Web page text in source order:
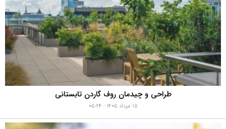
طراحی و چیدمان روف گاردن تابستانی
۱۵ مرداد ۱۴۰۵ - ۰۵:۲۴